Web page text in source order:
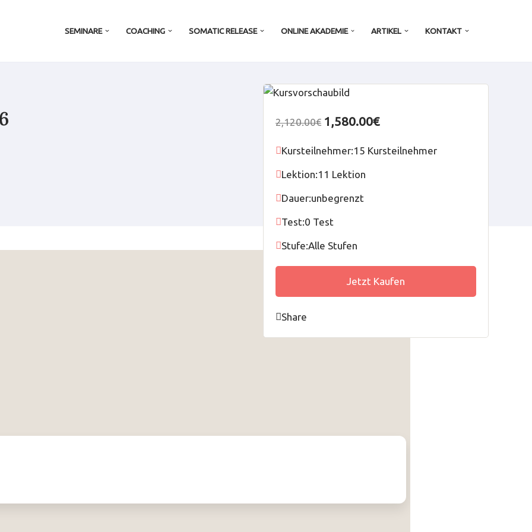
SEMINARE COACHING SOMATIC RELEASE ONLINE AKADEMIE ARTIKEL KONTAKT
2,120.00€ 1,580.00€
Kursteilnehmer:15 Kursteilnehmer
Lektion:11 Lektion
Dauer:unbegrenzt
Test:0 Test
Stufe:Alle Stufen
Jetzt Kaufen
Share